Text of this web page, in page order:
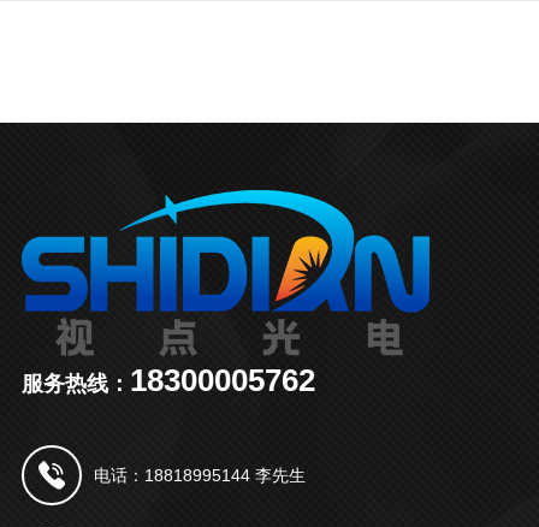
服务热线： 18300005762
电话：18818995144 李先生